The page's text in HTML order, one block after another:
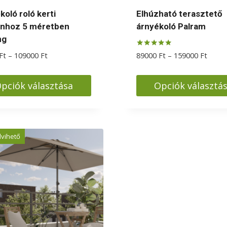
roló kerti
5 méretben
Ft – 109000 FtÁrtartomány:
-
109000 Ft
választása
Elhúzható terasztető
árnyékoló Palram
Értékelés:
5.00
89000 Ft – 159000 Ft
-
Opciók